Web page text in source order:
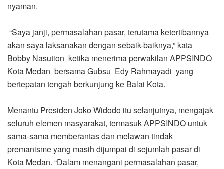
nyaman.
“Saya janji, permasalahan pasar, terutama ketertibannya
akan saya laksanakan dengan sebaik-baiknya,” kata
Bobby Nasution ketika menerima perwakilan APPSINDO
Kota Medan bersama Gubsu Edy Rahmayadi yang
bertepatan tengah berkunjung ke Balai Kota.
Menantu Presiden Joko Widodo itu selanjutnya, mengajak
seluruh elemen masyarakat, termasuk APPSINDO untuk
sama-sama memberantas dan melawan tindak
premanisme yang masih dijumpai di sejumlah pasar di
Kota Medan. “Dalam menangani permasalahan pasar,